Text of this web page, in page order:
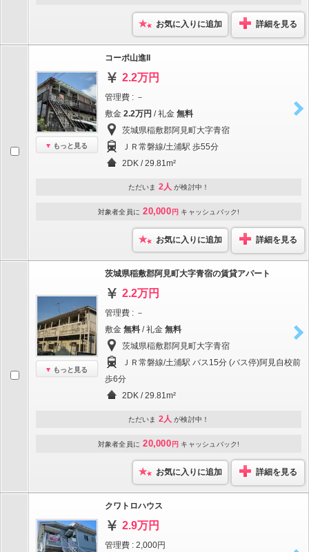
お気に入りに追加 詳細を見る
もっと見る
コーポ山進II
2.2万円
管理費 : －
敷金 2.2万円 / 礼金 無料
茨城県稲敷郡阿見町大字青宿
ＪＲ常磐線/土浦駅 歩55分
2DK / 29.81m²
ただいま 2人 が検討中！
対象者全員に 20,000 円 キャッシュバック!
お気に入りに追加 詳細を見る
もっと見る
茨城県稲敷郡阿見町大字青宿の賃貸アパート
2.2万円
管理費 : －
敷金 無料 / 礼金 無料
茨城県稲敷郡阿見町大字青宿
ＪＲ常磐線/土浦駅 バス15分 (バス停)阿見自校前
歩6分
2DK / 29.81m²
ただいま 2人 が検討中！
対象者全員に 20,000 円 キャッシュバック!
お気に入りに追加 詳細を見る
クワトロハウス
2.9万円
管理費 : 2,000円